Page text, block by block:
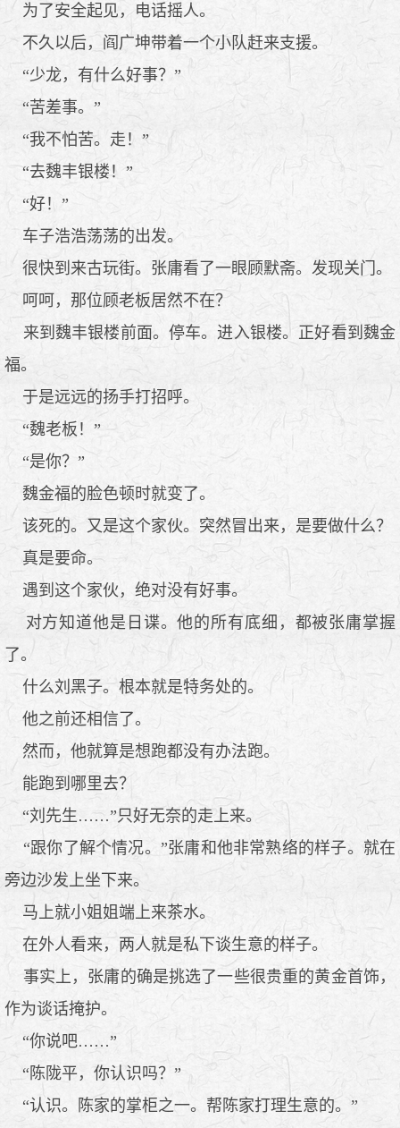
为了安全起见，电话摇人。
不久以后，阎广坤带着一个小队赶来支援。
“少龙，有什么好事？”
“苦差事。”
“我不怕苦。走！”
“去魏丰银楼！”
“好！”
车子浩浩荡荡的出发。
很快到来古玩街。张庸看了一眼顾默斋。发现关门。
呵呵，那位顾老板居然不在？
来到魏丰银楼前面。停车。进入银楼。正好看到魏金
福。
于是远远的扬手打招呼。
“魏老板！”
“是你？”
魏金福的脸色顿时就变了。
该死的。又是这个家伙。突然冒出来，是要做什么？
真是要命。
遇到这个家伙，绝对没有好事。
对方知道他是日谍。他的所有底细，都被张庸掌握
了。
什么刘黑子。根本就是特务处的。
他之前还相信了。
然而，他就算是想跑都没有办法跑。
能跑到哪里去？
“刘先生……”只好无奈的走上来。
“跟你了解个情况。”张庸和他非常熟络的样子。就在
旁边沙发上坐下来。
马上就小姐姐端上来茶水。
在外人看来，两人就是私下谈生意的样子。
事实上，张庸的确是挑选了一些很贵重的黄金首饰，
作为谈话掩护。
“你说吧……”
“陈陇平，你认识吗？”
“认识。陈家的掌柜之一。帮陈家打理生意的。”